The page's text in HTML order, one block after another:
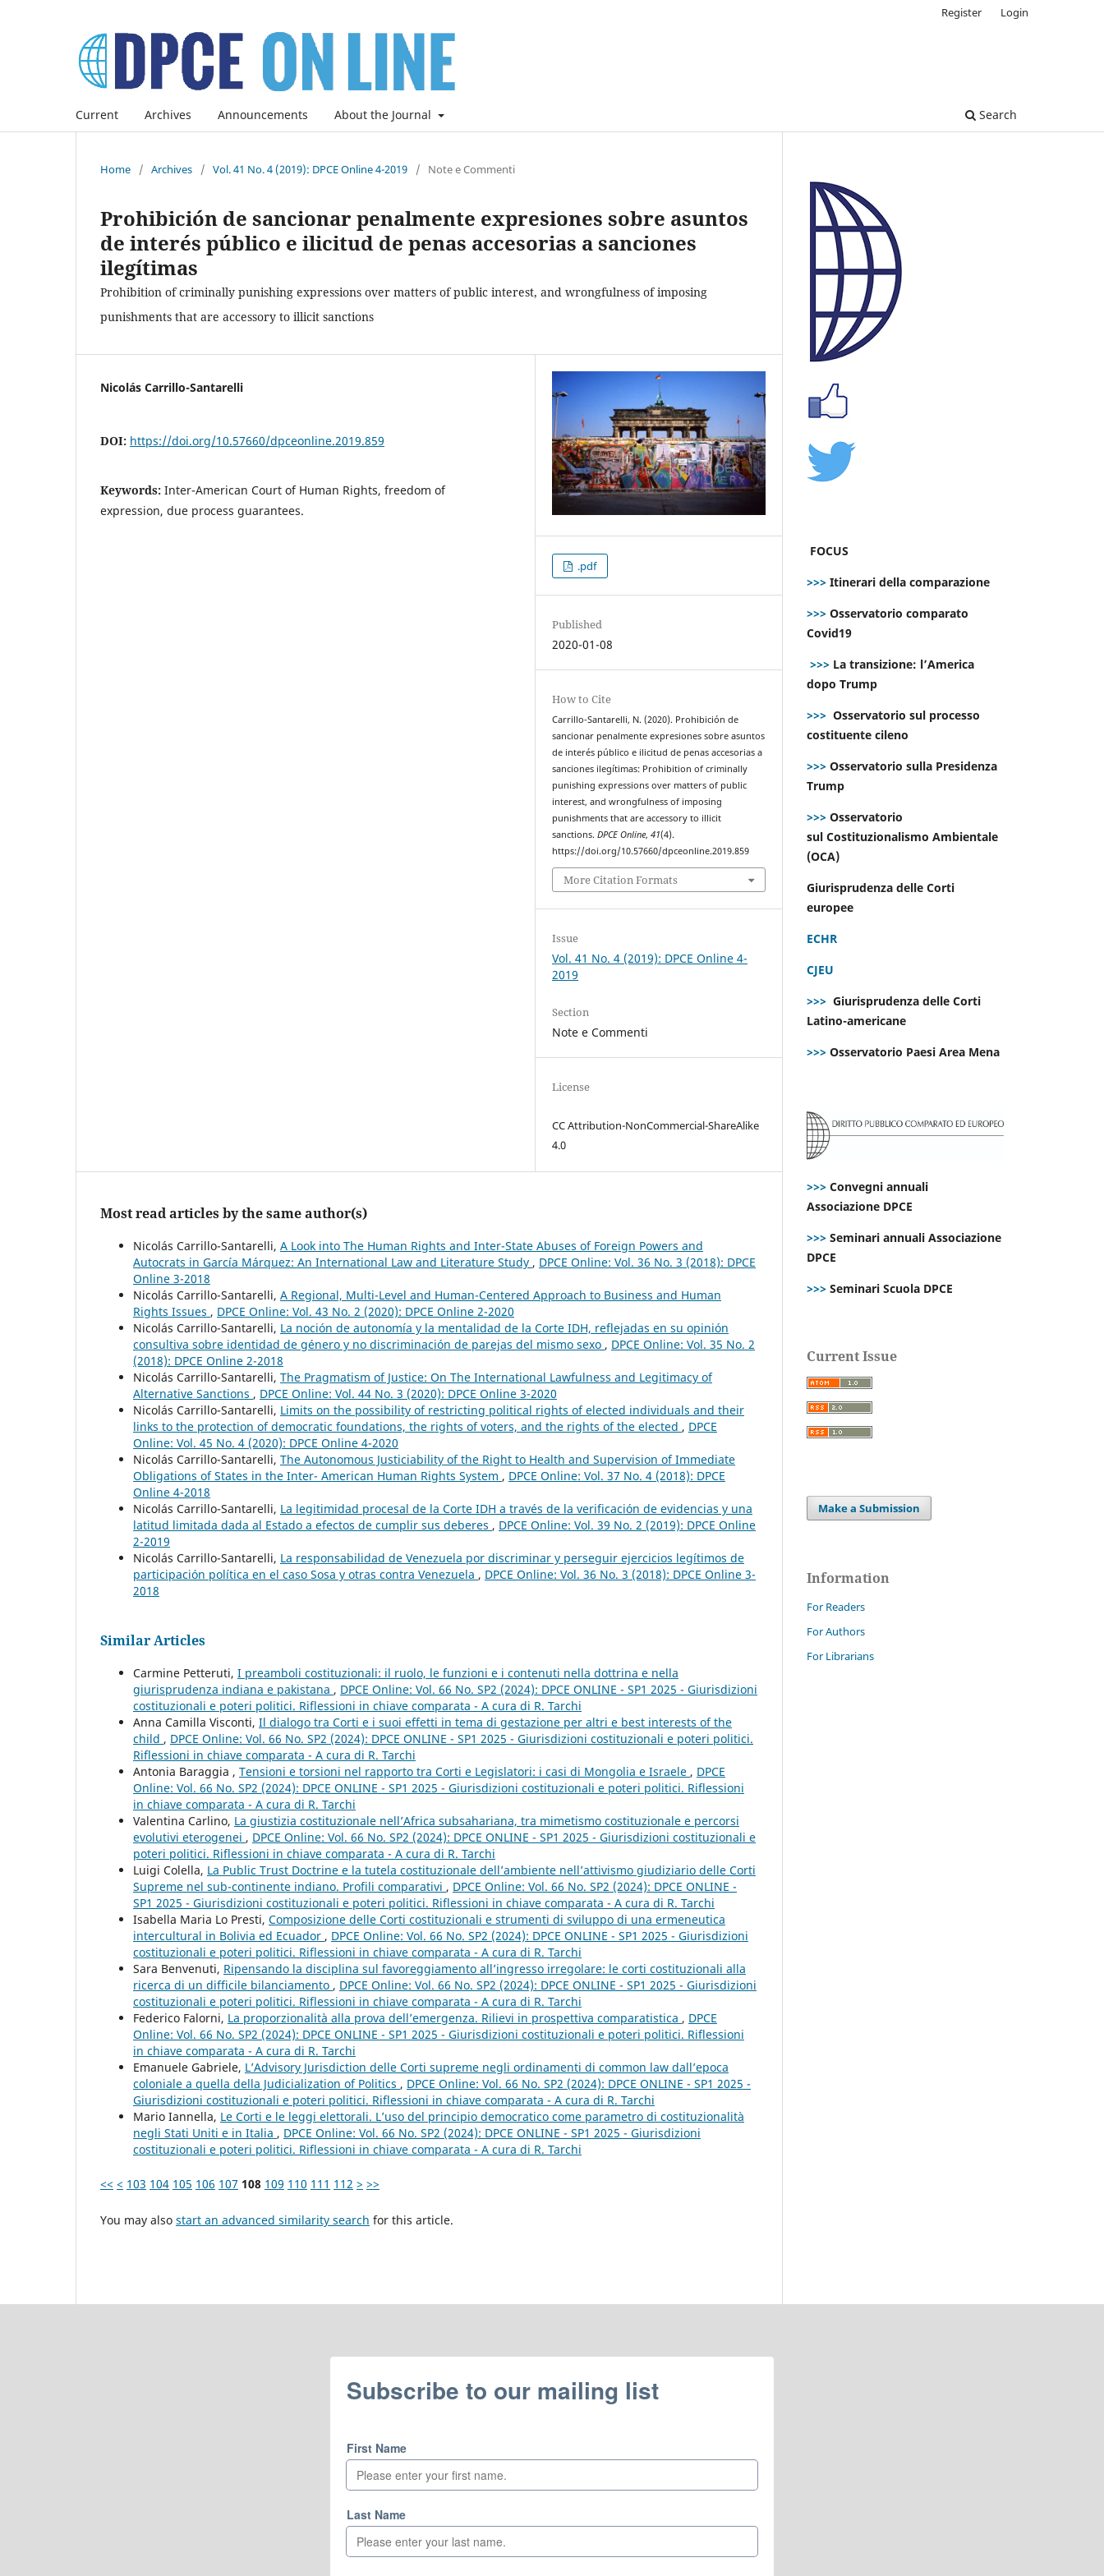
Current Archives Announcements About the Journal Search
Register Login
Home / Archives / Vol. 41 No. 4 (2019): DPCE Online 4-2019 / Note e Commenti
Prohibición de sancionar penalmente expresiones sobre asuntos
de interés público e ilicitud de penas accesorias a sanciones
ilegítimas
Prohibition of criminally punishing expressions over matters of public interest, and wrongfulness of imposing
punishments that are accessory to illicit sanctions
Nicolás Carrillo-Santarelli
DOI: https://doi.org/10.57660/dpceonline.2019.859
Keywords: Inter-American Court of Human Rights, freedom of
expression, due process guarantees.
.pdf
Published
2020-01-08
How to Cite
Carrillo-Santarelli, N. (2020). Prohibición de
sancionar penalmente expresiones sobre asuntos
de interés público e ilicitud de penas accesorias a
sanciones ilegítimas: Prohibition of criminally
punishing expressions over matters of public
interest, and wrongfulness of imposing
punishments that are accessory to illicit
sanctions.DPCE Online,41(4).
https://doi.org/10.57660/dpceonline.2019.859
More Citation Formats
Issue
Vol. 41 No. 4 (2019): DPCE Online 4-
2019
Section
Note e Commenti
License
CC Attribution-NonCommercial-ShareAlike
4.0
Most read articles by the same author(s)
Nicolás Carrillo-Santarelli, A Look into The Human Rights and Inter-State Abuses of Foreign Powers and
Autocrats in García Márquez: An International Law and Literature Study , DPCE Online: Vol. 36 No. 3 (2018): DPCE
Online 3-2018
Nicolás Carrillo-Santarelli, A Regional, Multi-Level and Human-Centered Approach to Business and Human
Rights Issues , DPCE Online: Vol. 43 No. 2 (2020): DPCE Online 2-2020
Nicolás Carrillo-Santarelli, La noción de autonomía y la mentalidad de la Corte IDH, reflejadas en su opinión
consultiva sobre identidad de género y no discriminación de parejas del mismo sexo , DPCE Online: Vol. 35 No. 2
(2018): DPCE Online 2-2018
Nicolás Carrillo-Santarelli, The Pragmatism of Justice: On The International Lawfulness and Legitimacy of
Alternative Sanctions , DPCE Online: Vol. 44 No. 3 (2020): DPCE Online 3-2020
Nicolás Carrillo-Santarelli, Limits on the possibility of restricting political rights of elected individuals and their
links to the protection of democratic foundations, the rights of voters, and the rights of the elected , DPCE
Online: Vol. 45 No. 4 (2020): DPCE Online 4-2020
Nicolás Carrillo-Santarelli, The Autonomous Justiciability of the Right to Health and Supervision of Immediate
Obligations of States in the Inter- American Human Rights System , DPCE Online: Vol. 37 No. 4 (2018): DPCE
Online 4-2018
Nicolás Carrillo-Santarelli, La legitimidad procesal de la Corte IDH a través de la verificación de evidencias y una
latitud limitada dada al Estado a efectos de cumplir sus deberes , DPCE Online: Vol. 39 No. 2 (2019): DPCE Online
2-2019
Nicolás Carrillo-Santarelli, La responsabilidad de Venezuela por discriminar y perseguir ejercicios legítimos de
participación política en el caso Sosa y otras contra Venezuela , DPCE Online: Vol. 36 No. 3 (2018): DPCE Online 3-
2018
Similar Articles
Carmine Petteruti, I preamboli costituzionali: il ruolo, le funzioni e i contenuti nella dottrina e nella
giurisprudenza indiana e pakistana , DPCE Online: Vol. 66 No. SP2 (2024): DPCE ONLINE - SP1 2025 - Giurisdizioni
costituzionali e poteri politici. Riflessioni in chiave comparata - A cura di R. Tarchi
Anna Camilla Visconti, Il dialogo tra Corti e i suoi effetti in tema di gestazione per altri e best interests of the
child , DPCE Online: Vol. 66 No. SP2 (2024): DPCE ONLINE - SP1 2025 - Giurisdizioni costituzionali e poteri politici.
Riflessioni in chiave comparata - A cura di R. Tarchi
Antonia Baraggia , Tensioni e torsioni nel rapporto tra Corti e Legislatori: i casi di Mongolia e Israele , DPCE
Online: Vol. 66 No. SP2 (2024): DPCE ONLINE - SP1 2025 - Giurisdizioni costituzionali e poteri politici. Riflessioni
in chiave comparata - A cura di R. Tarchi
Valentina Carlino, La giustizia costituzionale nell’Africa subsahariana, tra mimetismo costituzionale e percorsi
evolutivi eterogenei , DPCE Online: Vol. 66 No. SP2 (2024): DPCE ONLINE - SP1 2025 - Giurisdizioni costituzionali e
poteri politici. Riflessioni in chiave comparata - A cura di R. Tarchi
Luigi Colella, La Public Trust Doctrine e la tutela costituzionale dell’ambiente nell’attivismo giudiziario delle Corti
Supreme nel sub-continente indiano. Profili comparativi , DPCE Online: Vol. 66 No. SP2 (2024): DPCE ONLINE -
SP1 2025 - Giurisdizioni costituzionali e poteri politici. Riflessioni in chiave comparata - A cura di R. Tarchi
Isabella Maria Lo Presti, Composizione delle Corti costituzionali e strumenti di sviluppo di una ermeneutica
intercultural in Bolivia ed Ecuador , DPCE Online: Vol. 66 No. SP2 (2024): DPCE ONLINE - SP1 2025 - Giurisdizioni
costituzionali e poteri politici. Riflessioni in chiave comparata - A cura di R. Tarchi
Sara Benvenuti, Ripensando la disciplina sul favoreggiamento all’ingresso irregolare: le corti costituzionali alla
ricerca di un difficile bilanciamento , DPCE Online: Vol. 66 No. SP2 (2024): DPCE ONLINE - SP1 2025 - Giurisdizioni
costituzionali e poteri politici. Riflessioni in chiave comparata - A cura di R. Tarchi
Federico Falorni, La proporzionalità alla prova dell’emergenza. Rilievi in prospettiva comparatistica , DPCE
Online: Vol. 66 No. SP2 (2024): DPCE ONLINE - SP1 2025 - Giurisdizioni costituzionali e poteri politici. Riflessioni
in chiave comparata - A cura di R. Tarchi
Emanuele Gabriele, L’Advisory Jurisdiction delle Corti supreme negli ordinamenti di common law dall’epoca
coloniale a quella della Judicialization of Politics , DPCE Online: Vol. 66 No. SP2 (2024): DPCE ONLINE - SP1 2025 -
Giurisdizioni costituzionali e poteri politici. Riflessioni in chiave comparata - A cura di R. Tarchi
Mario Iannella, Le Corti e le leggi elettorali. L’uso del principio democratico come parametro di costituzionalità
negli Stati Uniti e in Italia , DPCE Online: Vol. 66 No. SP2 (2024): DPCE ONLINE - SP1 2025 - Giurisdizioni
costituzionali e poteri politici. Riflessioni in chiave comparata - A cura di R. Tarchi
<< < 103 104 105 106 107 108 109 110 111 112 > >>
You may also start an advanced similarity search for this article.
FOCUS
>>> Itinerari della comparazione
>>> Osservatorio comparato
Covid19
>>> La transizione: l’America
dopo Trump
>>> Osservatorio sul processo
costituente cileno
>>> Osservatorio sulla Presidenza
Trump
>>> Osservatorio
sul Costituzionalismo Ambientale
(OCA)
Giurisprudenza delle Corti
europee
ECHR
CJEU
>>> Giurisprudenza delle Corti
Latino-americane
>>> Osservatorio Paesi Area Mena
>>> Convegni annuali
Associazione DPCE
>>> Seminari annuali Associazione
DPCE
>>> Seminari Scuola DPCE
Current Issue
Make a Submission
Information
For Readers
For Authors
For Librarians